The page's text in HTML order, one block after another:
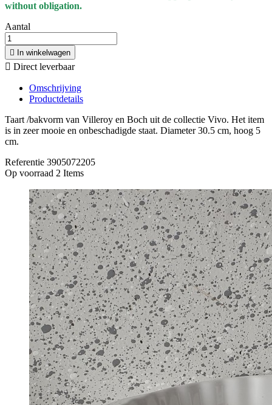
without obligation.
Aantal
 In winkelwagen
 Direct leverbaar
Omschrijving
Productdetails
Taart /bakvorm van Villeroy en Boch uit de collectie Vivo. Het item
is in zeer mooie en onbeschadigde staat. Diameter 30.5 cm, hoog 5
cm.
Referentie 3905072205
Op voorraad 2 Items